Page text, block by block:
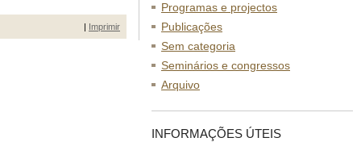
| Imprimir
Programas e projectos
Publicações
Sem categoria
Seminários e congressos
Arquivo
INFORMAÇÕES ÚTEIS